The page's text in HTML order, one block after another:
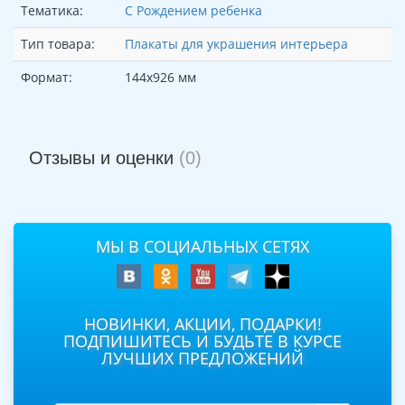
Тематика:
С Рождением ребенка
Тип товара:
Плакаты для украшения интерьера
Формат:
144х926 мм
Отзывы и оценки (0)
МЫ В СОЦИАЛЬНЫХ СЕТЯХ
НОВИНКИ, АКЦИИ, ПОДАРКИ!
ПОДПИШИТЕСЬ И БУДЬТЕ В КУРСЕ
ЛУЧШИХ ПРЕДЛОЖЕНИЙ